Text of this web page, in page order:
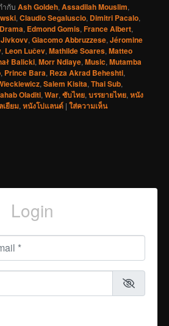
ำกับ Ash Goldeh,Assadilah Mouslim,
,Claudio Segaluscio, Dimitri Pacalo,
Drama, Edmond Gomis,France Albert,
,Giacomo Abbruzzese,Jéromine
, Leon Lučev,Mathilde Soares,Matteo
Balicki,Morr Ndiaye,Music,Mutamba
, Prince Bara, Reza Akrad Beheshti,
,Salem Kisita,Thai Sub,
Oladiti,War,ซับไทย,บรรยายไทย,หนัง
เยียม,หนังโปแลนด์ |ใส่ความเห็น
Login